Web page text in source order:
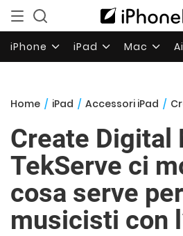
iPhone iPad Mac
Home / iPad / Accessori iPad / Create
Create Digital
TekServe ci
cosa serve
musicisti con